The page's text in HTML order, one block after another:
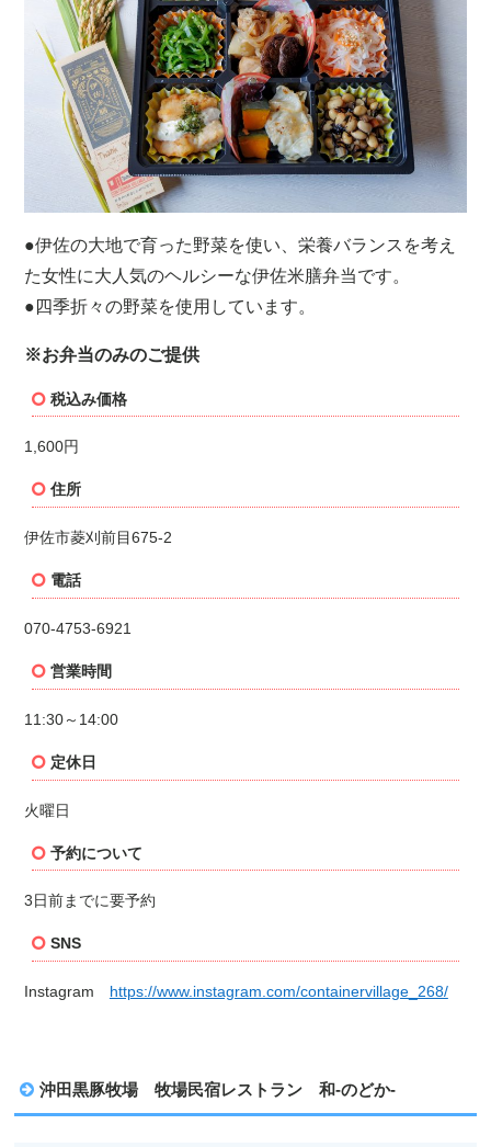
●伊佐の大地で育った野菜を使い、栄養バランスを考え
た女性に大人気のヘルシーな伊佐米膳弁当です。
●四季折々の野菜を使用しています。
※お弁当のみのご提供
税込み価格
1,600円
住所
伊佐市菱刈前目 675-2
電話
070-4753-6921
営業時間
11:30～14:00
定休日
火曜日
予約について
3日前までに要予約
SNS
Instagram https://www.instagram.com/containervillage_268/
沖田黒豚牧場 牧場民宿レストラン 和-のどか-